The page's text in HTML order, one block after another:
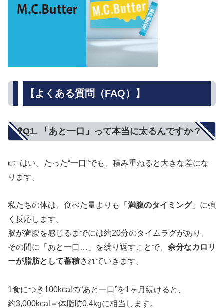
【よくある質問（FAQ）】
❓Q1. 「あと一口」って本当に太るんですか？
👉 はい。たった“一口”でも、積み重ねると大きな差にな
ります。
私たちの体は、食べた量よりも「 満腹のタイミング」に強
く反応します。
脳が満腹を感じるまでには約20分のタイムラグがあり、
その間に「あと一口…」を繰り返すことで、 余分なカロリ
ーが脂肪として蓄積されていきます。
1食につき100kcalの“あと一口”を1ヶ月続けると、
約3,000kcal＝体脂肪0.4kgに相当します。